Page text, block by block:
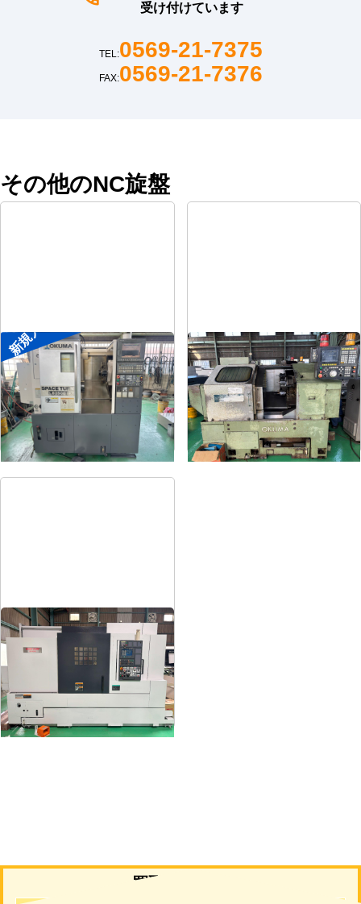
受け付けています
TEL:0569-21-7375
FAX:0569-21-7376
その他のNC旋盤
新規入荷
8″NC旋盤
メーカー オークマ
形 式LB2500EX
年 式
8″NC旋盤
メーカー オークマ
形 式LB-12
年 式1989
12″NC旋盤
森精機
NL3000/700
年 式2006
買取について